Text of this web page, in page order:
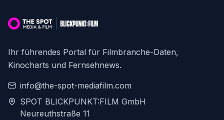
Ihr führendes Portal für Filmbranche-Daten,
Kinocharts und Fernsehnews.
info@the-spot-mediafilm.com
SPOT BLICKPUNKT:FILM GmbH
Neureuthstraße 11